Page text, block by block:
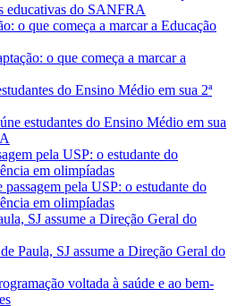
educativas do SANFRA
o que começa a marcar a
estudantes do Ensino Médio em sua
passagem pela USP: o estudante do
em olimpíadas
Paula, SJ assume a Direção Geral do